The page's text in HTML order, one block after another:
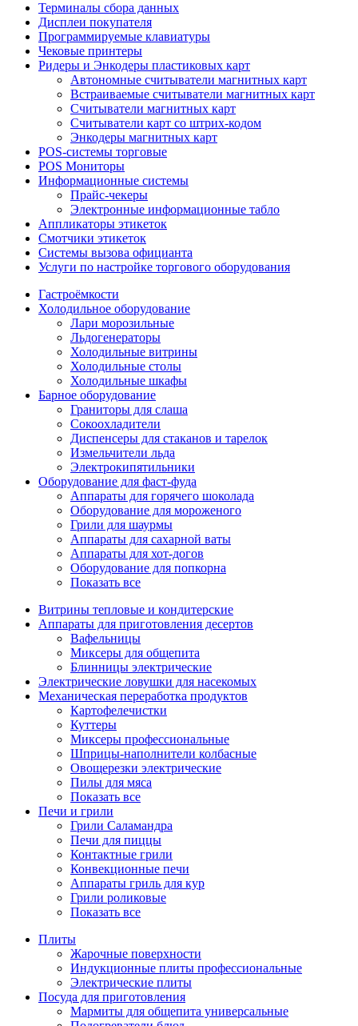
Терминалы сбора данных
Дисплеи покупателя
Программируемые клавиатуры
Чековые принтеры
Ридеры и Энкодеры пластиковых карт
Автономные считыватели магнитных карт
Встраиваемые считыватели магнитных карт
Считыватели магнитных карт
Считыватели карт со штрих-кодом
Энкодеры магнитных карт
POS-системы торговые
POS Мониторы
Информационные системы
Прайс-чекеры
Электронные информационные табло
Аппликаторы этикеток
Смотчики этикеток
Системы вызова официанта
Услуги по настройке торгового оборудования
Гастроёмкости
Холодильное оборудование
Лари морозильные
Льдогенераторы
Холодильные витрины
Холодильные столы
Холодильные шкафы
Барное оборудование
Граниторы для слаша
Сокоохладители
Диспенсеры для стаканов и тарелок
Измельчители льда
Электрокипятильники
Оборудование для фаст-фуда
Аппараты для горячего шоколада
Оборудование для мороженого
Грили для шаурмы
Аппараты для сахарной ваты
Аппараты для хот-догов
Оборудование для попкорна
Показать все
Витрины тепловые и кондитерские
Аппараты для приготовления десертов
Вафельницы
Миксеры для общепита
Блинницы электрические
Электрические ловушки для насекомых
Механическая переработка продуктов
Картофелечистки
Куттеры
Миксеры профессиональные
Шприцы-наполнители колбасные
Овощерезки электрические
Пилы для мяса
Показать все
Печи и грили
Грили Саламандра
Печи для пиццы
Контактные грили
Конвекционные печи
Аппараты гриль для кур
Грили роликовые
Показать все
Плиты
Жарочные поверхности
Индукционные плиты профессиональные
Электрические плиты
Посуда для приготовления
Мармиты для общепита универсальные